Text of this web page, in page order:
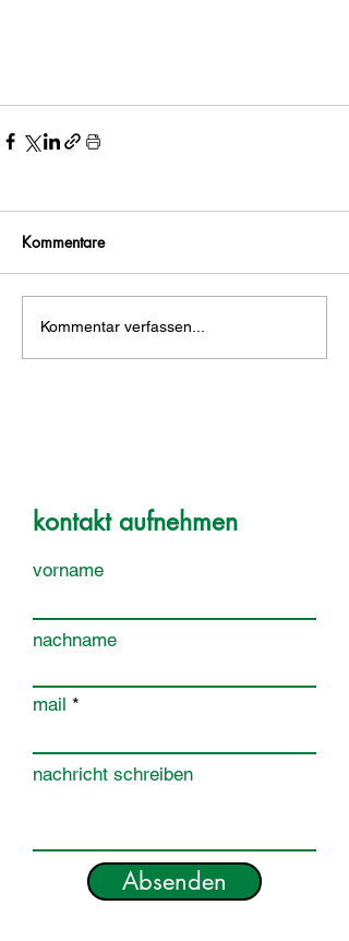
Kommentare
Kommentar verfassen...
kontakt aufnehmen
vorname
nachname
mail
nachricht schreiben
Absenden